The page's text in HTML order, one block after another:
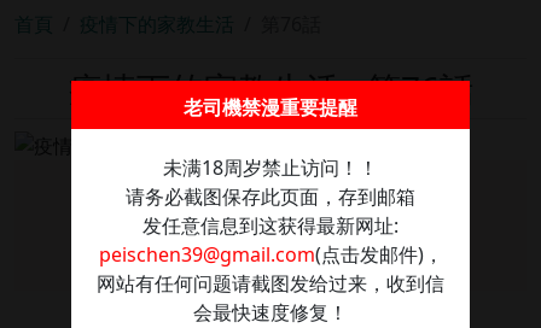
首頁 疫情下的家教生活
疫情下的家教生活 - 第76話
图片加载失败
点击重新加载
老司機禁漫重要提醒
未满18周岁禁止访问！！
请务必截图保存此页面，存到邮箱
发任意信息到这获得最新网址:
peischen39@gmail.com(点击发邮件)，
网站有任何问题请截图发给过来，收到信
会最快速度修复！